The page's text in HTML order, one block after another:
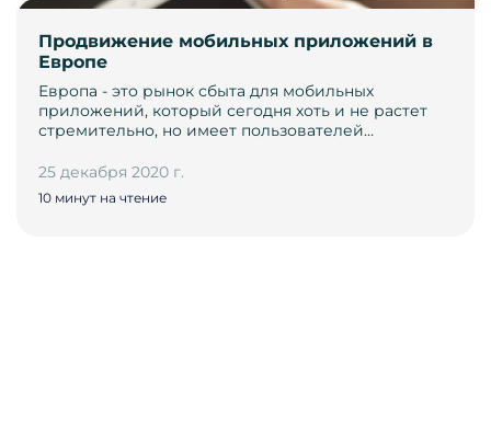
Продвижение мобильных приложений в
Европе
Европа - это рынок сбыта для мобильных
приложений, который сегодня хоть и не растет
стремительно, но имеет пользователей…
25 декабря 2020 г.
10 минут на чтение